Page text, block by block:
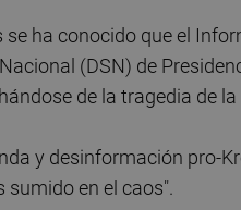
ha conocido que el
(DSN) de
de la tragedia de la
y desinformación pro-
sumido en el caos".